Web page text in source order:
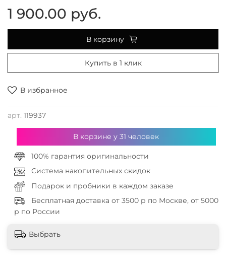
В избранное
арт. 119937
1 900.00 руб.
В корзину
Купить в 1 клик
В корзине у31 человек
100% гарантия оригинальности
Система накопительных скидок
Подарок и пробники в каждом заказе
Бесплатная доставка от 3500 р по Москве, от 5000
р по России
Выбрать